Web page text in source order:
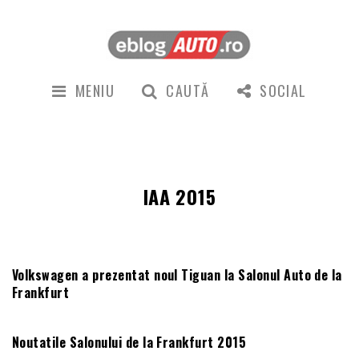
MENIU CAUTĂ SOCIAL
IAA 2015
Volkswagen a prezentat noul Tiguan la Salonul Auto de la
Frankfurt
Noutatile Salonului de la Frankfurt 2015